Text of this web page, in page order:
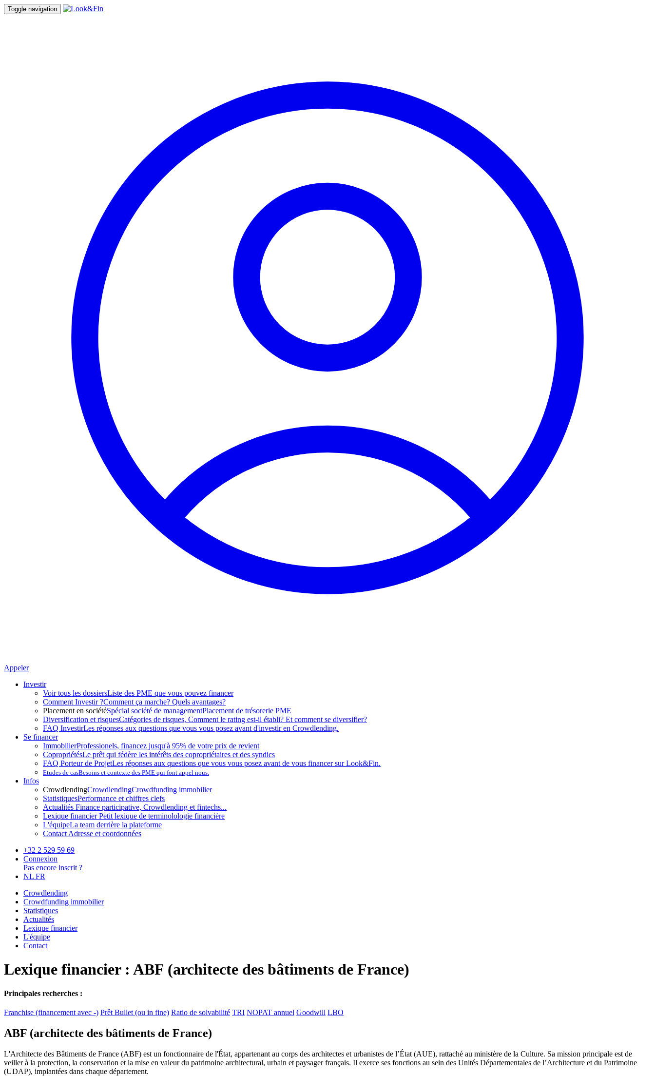
Toggle navigation
Appeler
Investir
Voir tous les dossiersListe des PME que vous pouvez financer
Comment Investir ?Comment ça marche? Quels avantages?
Placement en sociétéSpécial société de managementPlacement de trésorerie PME
Diversification et risquesCatégories de risques, Comment le rating est-il établi? Et comment se diversifier?
FAQ InvestirLes réponses aux questions que vous vous posez avant d'investir en Crowdlending.
Se financer
ImmobilierProfessionels, financez jusqu'à 95% de votre prix de revient
CopropriétésLe prêt qui fédère les intérêts des copropriétaires et des syndics
FAQ Porteur de ProjetLes réponses aux questions que vous vous posez avant de vous financer sur Look&Fin.
Etudes de casBesoins et contexte des PME qui font appel nous.
Infos
CrowdlendingCrowdlendingCrowdfunding immobilier
StatistiquesPerformance et chiffres clefs
Actualités Finance participative, Crowdlending et fintechs...
Lexique financierPetit lexique de terminolologie financière
L'équipeLa team derrière la plateforme
Contact Adresse et coordonnées
+32 2 529 59 69
Connexion
Pas encore inscrit ?
NL FR
Crowdlending
Crowdfunding immobilier
Statistiques
Actualités
Lexique financier
L'équipe
Contact
Lexique financier : ABF (architecte des bâtiments de France)
Principales recherches :
Franchise (financement avec -) Prêt Bullet (ou in fine) Ratio de solvabilité TRI NOPAT annuel Goodwill LBO
ABF (architecte des bâtiments de France)
L'Architecte des Bâtiments de France (ABF) est un fonctionnaire de l'État, appartenant au corps des architectes et urbanistes de l’État (AUE), rattaché au ministère de la Culture. Sa mission principale est de
veiller à la protection, la conservation et la mise en valeur du patrimoine architectural, urbain et paysager français. Il exerce ses fonctions au sein des Unités Départementales de l’Architecture et du Patrimoine
(UDAP), implantées dans chaque département.